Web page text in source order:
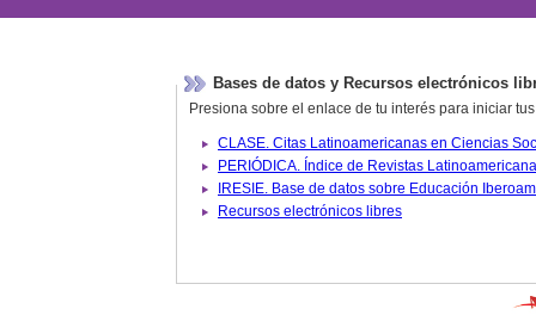
Bases de datos y Recursos electrónicos
Presiona sobre el enlace de tu interés para iniciar
IRESIE. Base de datos
Recursos electrónicos libres